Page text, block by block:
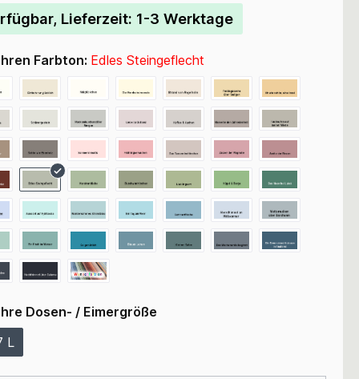
Lieferzeit: 1-3 Werktage
Farbton: Edles Steingeflecht
Dosen- / Eimergröße
L